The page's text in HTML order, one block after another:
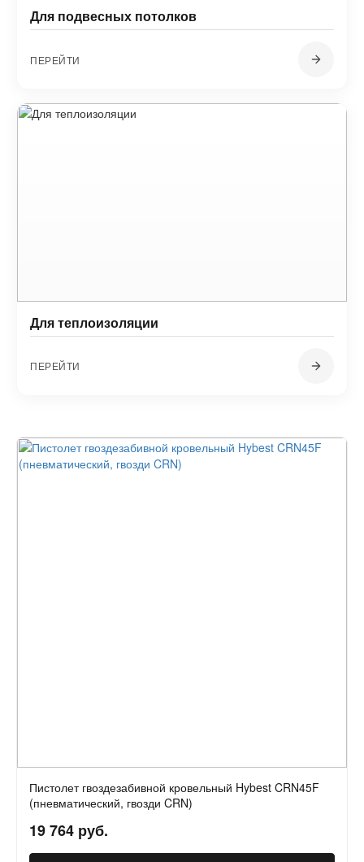
Для подвесных потолков
ПЕРЕЙТИ
Для теплоизоляции
ПЕРЕЙТИ
Пистолет гвоздезабивной кровельный Hybest CRN45F
(пневматический, гвозди CRN)
19 764 руб.